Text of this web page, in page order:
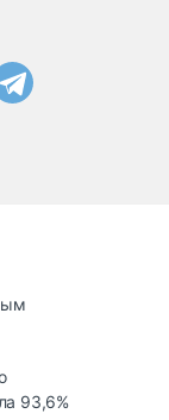
93,6%